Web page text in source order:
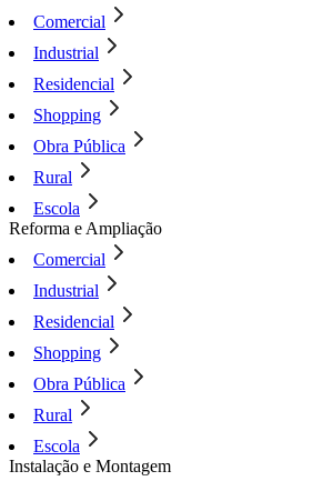
Comercial
Industrial
Residencial
Shopping
Obra Pública
Rural
Escola
Reforma e Ampliação
Comercial
Industrial
Residencial
Shopping
Obra Pública
Rural
Escola
Instalação e Montagem